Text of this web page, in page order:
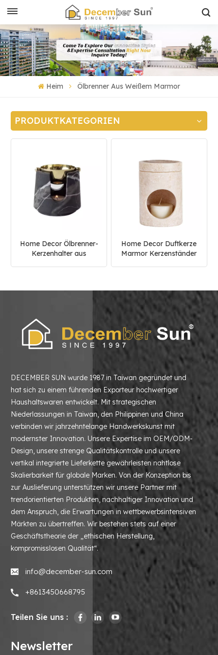
Heim Ölbrenner Aus Weißem Marmor
PRODUKTKATEGORIEN
Home Decor Ölbrenner-
Kerzenhalter aus
Home Decor Duftkerze
Marmor Kerzenständer
DECEMBER SUN wurde 1987 in Taiwan gegründet und
hat sich zu einem führenden Exporteur hochwertiger
Haushaltswaren entwickelt. Mit strategischen
Niederlassungen in Taiwan, den Philippinen und China
verbinden wir jahrzehntelange Handwerkskunst mit
modernster Innovation. Unsere Expertise im OEM/ODM-
Design, unsere strenge Qualitätskontrolle und unsere
vertikal integrierte Lieferkette gewährleisten nahtlose
Skalierbarkeit für globale Marken. Von der Konzeption bis
zur Auslieferung unterstützen wir unsere Partner mit
trendorientierten Produkten, nachhaltiger Innovation und
dem Anspruch, die Erwartungen in wettbewerbsintensiven
Märkten zu übertreffen. Wir bestehen stets auf einer
Geschäftstheorie der „ethischen Herstellung,
kompromisslosen Qualität“.
info@december-sun.com
+8613450668795
Teilen Sie uns :
Newsletter